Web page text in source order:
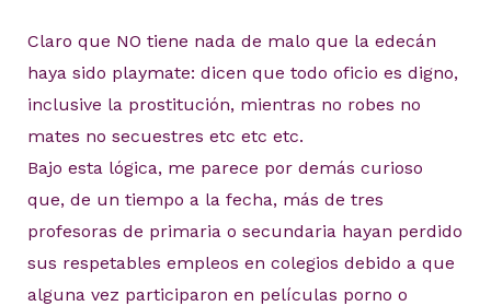
Claro que NO tiene nada de malo que la edecán
haya sido playmate: dicen que todo oficio es digno,
inclusive la prostitución, mientras no robes no
mates no secuestres etc etc etc.
Bajo esta lógica, me parece por demás curioso
que, de un tiempo a la fecha, más de tres
profesoras de primaria o secundaria hayan perdido
sus respetables empleos en colegios debido a que
alguna vez participaron en películas porno o